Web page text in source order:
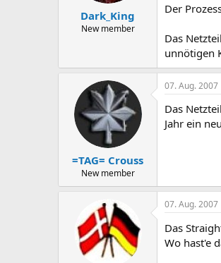
Dark_King
New member
Der
Das
unnötigen
=TAG= Crouss
New member
07. Aug. 2007
Das
Jahr ein
07. Aug. 2007
Das
Wo hast'e